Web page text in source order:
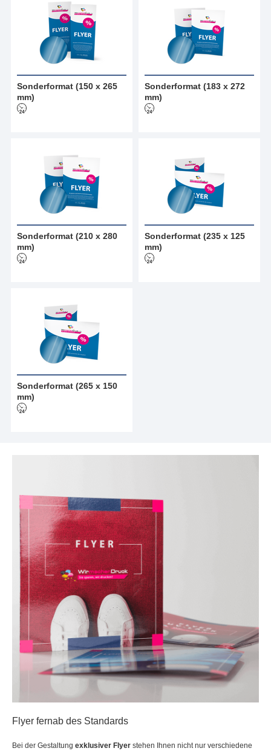
Sonderformat (150 x 265
mm)
Sonderformat (183 x 272
mm)
Sonderformat (210 x 280
mm)
Sonderformat (235 x 125
mm)
Sonderformat (265 x 150
mm)
Flyer fernab des Standards
Bei der Gestaltung exklusiver Flyer stehen Ihnen nicht nur verschiedene